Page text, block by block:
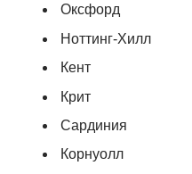
Оксфорд
Ноттинг-Хилл
Кент
Крит
Сардиния
Корнуолл